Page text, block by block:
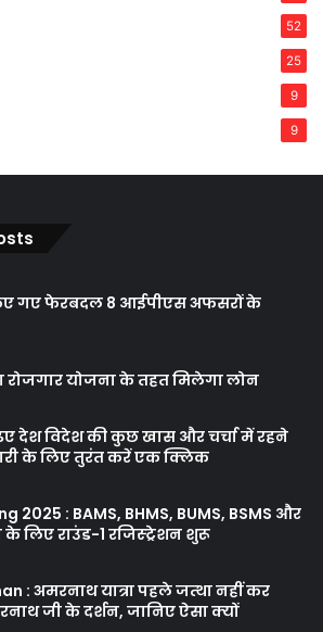
52
25
9
9
गए फेरबदल 8 आईपीएस अफसरों के
रोजगार योजना के तहत मिलेगा लोन
देश विदेश की कुछ खास और चर्चा में रहने
के लिए तुरंत करें एक क्लिक
2025 : BAMS, BHMS, BUMS, BSMS और
लिए राउंड-1 रजिस्ट्रेशन शुरू
: अमरनाथ यात्रा पहले जत्था नहीं कर
जी के दर्शन, जानिए ऐसा क्यों